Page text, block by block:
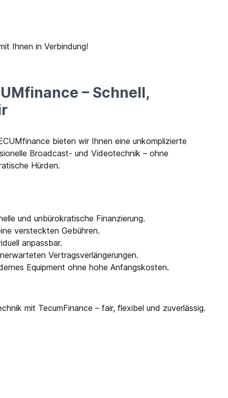
Ihnen in Verbindung!
– Schnell,
bieten wir Ihnen eine unkomplizierte
Broadcast- und Videotechnik – ohne
Hürden.
und unbürokratische Finanzierung.
versteckten Gebühren.
anpassbar.
Vertragsverlängerungen.
Equipment ohne hohe Anfangskosten.
mit TecumFinance – fair, flexibel und zuverlässig.